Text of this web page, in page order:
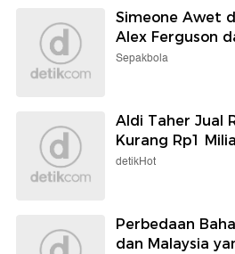
Simeone Awet
Alex Ferguson
Sepakbola
Aldi Taher Jual
Kurang Rp1
detikHot
Perbedaan
dan Malaysia